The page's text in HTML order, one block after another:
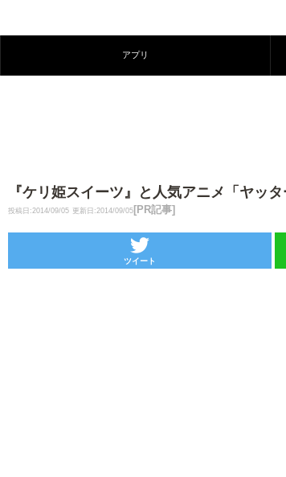
アプリ
『ケリ姫スイーツ』と人気アニメ「ヤッ
投稿日:2014/09/05 更新日:2014/09/05 [PR記事]
ツイート